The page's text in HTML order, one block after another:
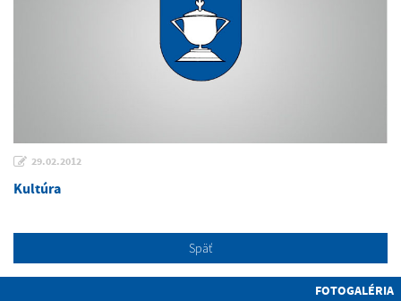
29.02.2012
Kultúra
Späť
FOTOGALÉRIA